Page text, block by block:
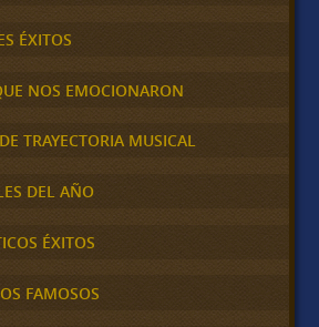
ÉXITOS
NOS EMOCIONARON
TRAYECTORIA MUSICAL
DEL AÑO
ÉXITOS
FAMOSOS